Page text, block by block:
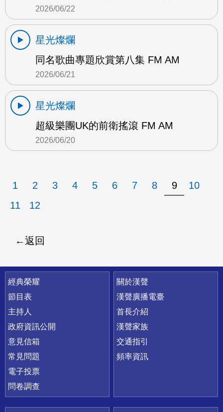
2026/06/22
星光燦爛
同名歌曲專題欣賞第八集 FM AM
2026/06/21
星光燦爛
超級樂團UK的前衛搖滾 FM AM
2026/06/20
1 2 3 4 5 6 7 8 9
10
11
12
返回
快速連結
經典榮耀
節目表
主持人
政府資訊公開
意見信箱
常見問題
電子投票
問卷調查
關於漢聲
漢聲廣播電臺
首長介紹
漢聲家族
交通指引
頻率資訊